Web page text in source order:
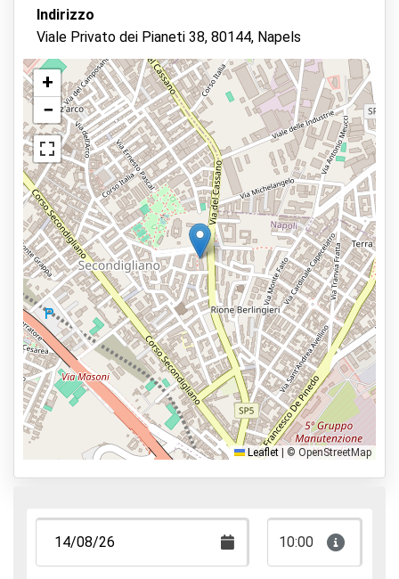
Tieni le tue chiavi
Videocamera di sorveglianza
Personale di controllo
Parcheggio sicuro
Possibile manutenzione al veicolo
Stazione di ricarica elettrica
Servizi
Aperto 24 ore
Prenota in anticipo
2,5km dall'aeroporto
Tipi di parcheggio
Servizio navetta
Car valet
Parcheggia e cammina
Parcheggia, dormi e vola
Indirizzo
Viale Privato dei Pianeti 38, 80144, Napels
Visualizza sulla mappa
+
−
Leaflet © OpenStreetMap
10:00